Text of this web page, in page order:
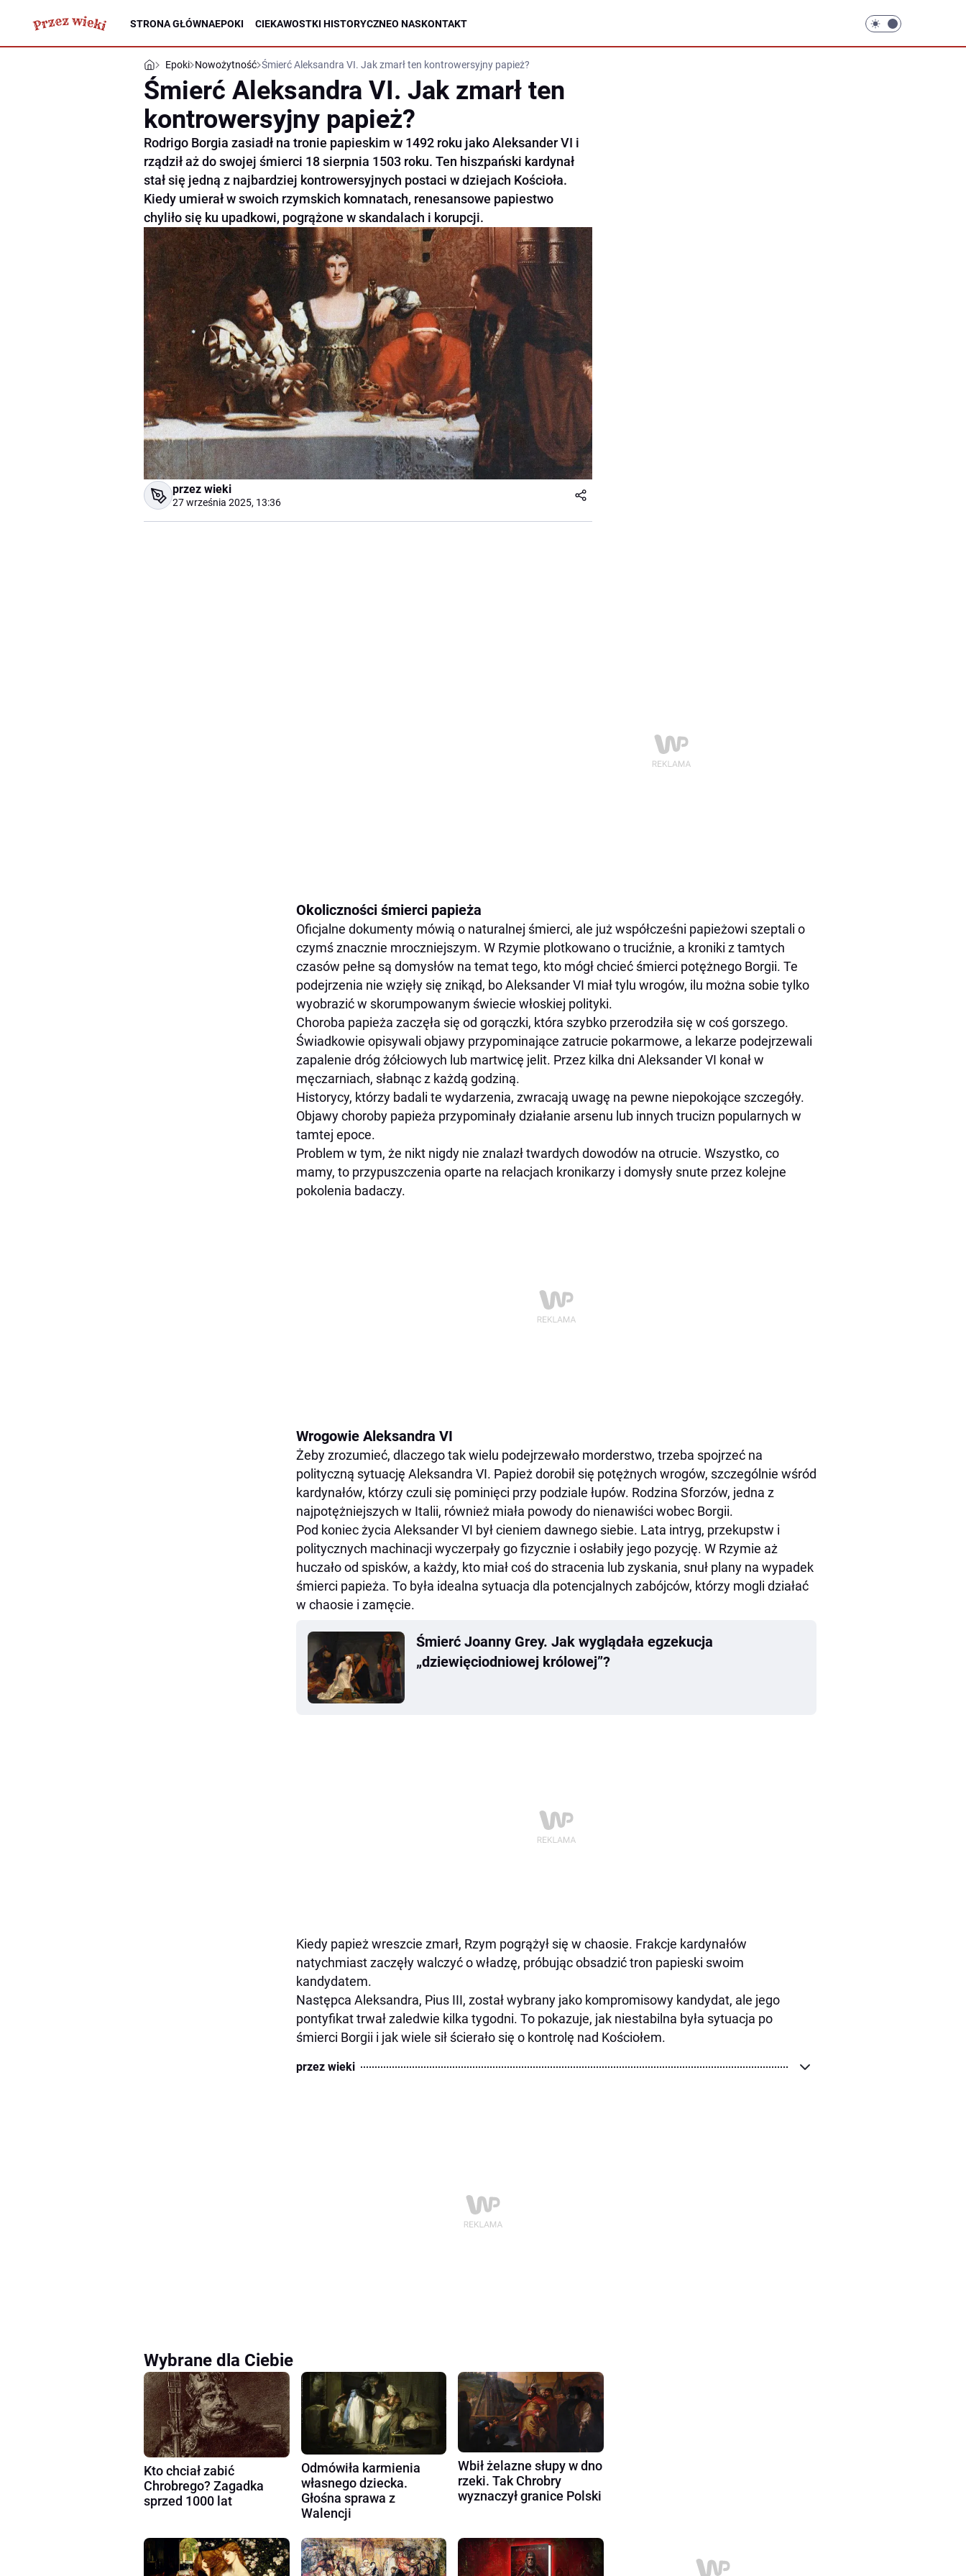
STRONA GŁÓWNAEPOKI CIEKAWOSTKI HISTORYCZNEO NASKONTAKT
Epoki Nowożytność Śmierć Aleksandra VI. Jak zmarł ten kontrowersyjny papież?
Śmierć Aleksandra VI. Jak zmarł ten
kontrowersyjny papież?
Rodrigo Borgia zasiadł na tronie papieskim w 1492 roku jako Aleksander VI i
rządził aż do swojej śmierci 18 sierpnia 1503 roku. Ten hiszpański kardynał
stał się jedną z najbardziej kontrowersyjnych postaci w dziejach Kościoła.
Kiedy umierał w swoich rzymskich komnatach, renesansowe papiestwo
chyliło się ku upadkowi, pogrążone w skandalach i korupcji.
przez wieki
27 września 2025, 13:36
Okoliczności śmierci papieża
Oficjalne dokumenty mówią o naturalnej śmierci, ale już współcześni papieżowi szeptali o
czymś znacznie mroczniejszym. W Rzymie plotkowano o truciźnie, a kroniki z tamtych
czasów pełne są domysłów na temat tego, kto mógł chcieć śmierci potężnego Borgii. Te
podejrzenia nie wzięły się znikąd, bo Aleksander VI miał tylu wrogów, ilu można sobie tylko
wyobrazić w skorumpowanym świecie włoskiej polityki.
Choroba papieża zaczęła się od gorączki, która szybko przerodziła się w coś gorszego.
Świadkowie opisywali objawy przypominające zatrucie pokarmowe, a lekarze podejrzewali
zapalenie dróg żółciowych lub martwicę jelit. Przez kilka dni Aleksander VI konał w
męczarniach, słabnąc z każdą godziną.
Historycy, którzy badali te wydarzenia, zwracają uwagę na pewne niepokojące szczegóły.
Objawy choroby papieża przypominały działanie arsenu lub innych trucizn popularnych w
tamtej epoce.
Problem w tym, że nikt nigdy nie znalazł twardych dowodów na otrucie. Wszystko, co
mamy, to przypuszczenia oparte na relacjach kronikarzy i domysły snute przez kolejne
pokolenia badaczy.
Wrogowie Aleksandra VI
Żeby zrozumieć, dlaczego tak wielu podejrzewało morderstwo, trzeba spojrzeć na
polityczną sytuację Aleksandra VI. Papież dorobił się potężnych wrogów, szczególnie wśród
kardynałów, którzy czuli się pominięci przy podziale łupów. Rodzina Sforzów, jedna z
najpotężniejszych w Italii, również miała powody do nienawiści wobec Borgii.
Pod koniec życia Aleksander VI był cieniem dawnego siebie. Lata intryg, przekupstw i
politycznych machinacji wyczerpały go fizycznie i osłabiły jego pozycję. W Rzymie aż
huczało od spisków, a każdy, kto miał coś do stracenia lub zyskania, snuł plany na wypadek
śmierci papieża. To była idealna sytuacja dla potencjalnych zabójców, którzy mogli działać
w chaosie i zamęcie.
Śmierć Joanny Grey. Jak wyglądała egzekucja
„dziewięciodniowej królowej”?
Kiedy papież wreszcie zmarł, Rzym pogrążył się w chaosie. Frakcje kardynałów
natychmiast zaczęły walczyć o władzę, próbując obsadzić tron papieski swoim
kandydatem.
Następca Aleksandra, Pius III, został wybrany jako kompromisowy kandydat, ale jego
pontyfikat trwał zaledwie kilka tygodni. To pokazuje, jak niestabilna była sytuacja po
śmierci Borgii i jak wiele sił ścierało się o kontrolę nad Kościołem.
przez wieki
Wybrane dla Ciebie
Kto chciał zabić
Chrobrego? Zagadka
sprzed 1000 lat
Odmówiła karmienia
własnego dziecka.
Głośna sprawa z
Walencji
Wbił żelazne słupy w dno
rzeki. Tak Chrobry
wyznaczył granice Polski